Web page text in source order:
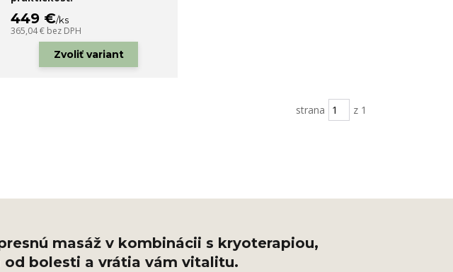
449 €/ks
365,04 € bez DPH
Zvoliť variant
strana z 1